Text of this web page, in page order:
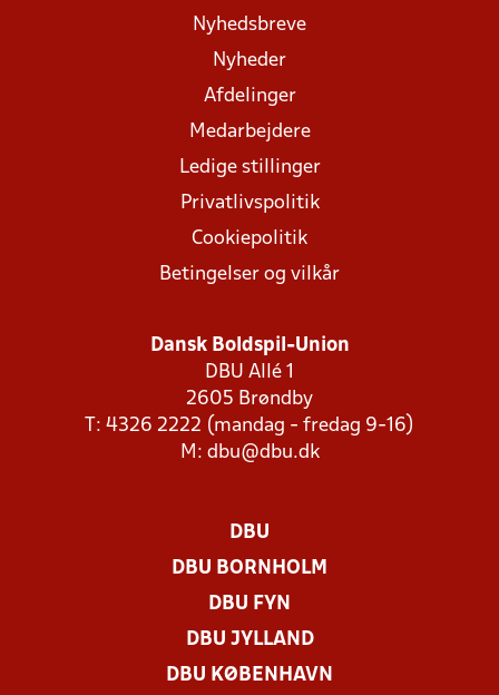
Nyhedsbreve
Nyheder
Afdelinger
Medarbejdere
Ledige stillinger
Privatlivspolitik
Cookiepolitik
Betingelser og vilkår
Dansk Boldspil-Union
DBU Allé 1
2605 Brøndby
T: 4326 2222 (mandag - fredag 9-16)
M: dbu@dbu.dk
DBU
DBU BORNHOLM
DBU FYN
DBU JYLLAND
DBU KØBENHAVN